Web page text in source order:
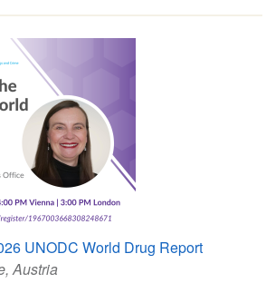
UNODC World Drug Report
Austria